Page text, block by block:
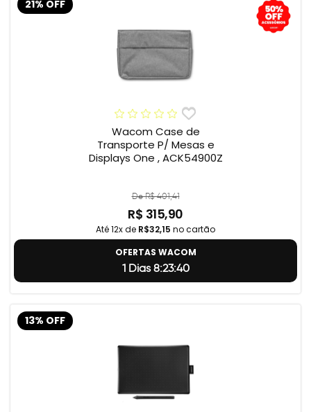
21% OFF
Wacom Case de
Transporte P/ Mesas e
Displays One , ACK54900Z
De R$ 401,41
R$ 315,90
Até 12x de R$32,15 no cartão
OFERTAS WACOM
1 Dias 8:23:39
13% OFF